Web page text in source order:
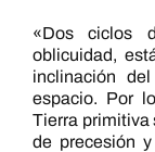
«Dos ciclos
oblicuidad,
inclinación
espacio. Por
Tierra primitiva
de precesión